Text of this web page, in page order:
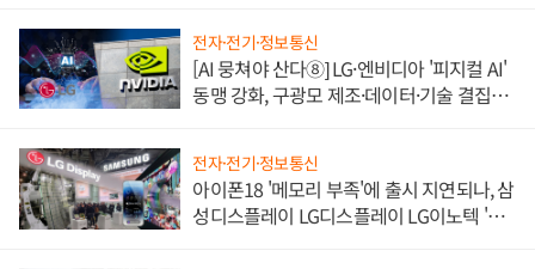
전자·전기·정보통신
[AI 뭉쳐야 산다⑧] LG·엔비디아 '피지컬 AI'
동맹 강화, 구광모 제조·데이터·기술 결집
전자·전기·정보통신
아이폰18 '메모리 부족'에 출시 지연되나, 삼
성디스플레이 LG디스플레이 LG이노텍 '탈